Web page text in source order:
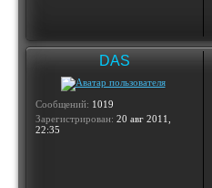
DAS
Сообщений: 1019
Зарегистрирован: 20 авг 2011,
22:35